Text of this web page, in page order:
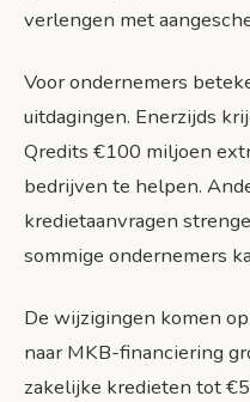
verlengen met
Voor ondernemers
uitdagingen. Enerzijds
Qredits €100 miljoen
bedrijven te helpen.
kredietaanvragen
sommige ondernemers
De wijzigingen komen
naar MKB-financiering
zakelijke kredieten tot